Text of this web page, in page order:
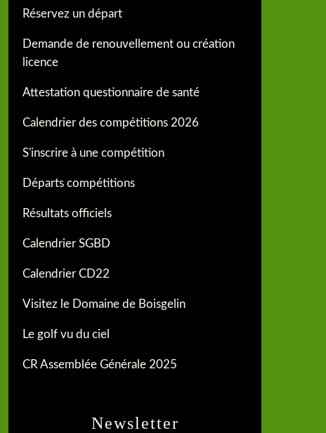
Newsletter
Réservez un départ
Demande de renouvellement ou création
licence
Attestation questionnaire de santé
Calendrier des compétitions 2026
S'inscrire à une compétition
Départs compétitions
Résultats officiels
Calendrier SGBD
Calendrier CD22
Visitez le Domaine de Boisgelin
Le golf vu du ciel
CR Assemblée Générale 2025